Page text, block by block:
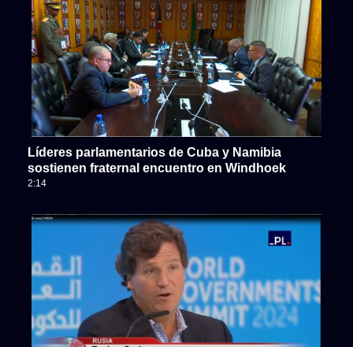
Líderes parlamentarios de Cuba y Namibia
sostienen fraternal encuentro en Windhoek
2:14